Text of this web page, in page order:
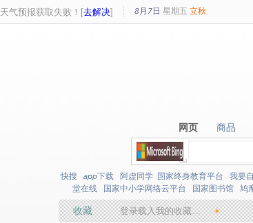
天气预报获取失败！[去解决] 8月7日 星期五 立秋
网页
网页 商品
商品
快搜 app下载 阿虚同学 国家终身教育平台 我要
堂在线
国家中小学网络云平台 国家图书馆 鸠
收藏 登录载入我的收藏… +